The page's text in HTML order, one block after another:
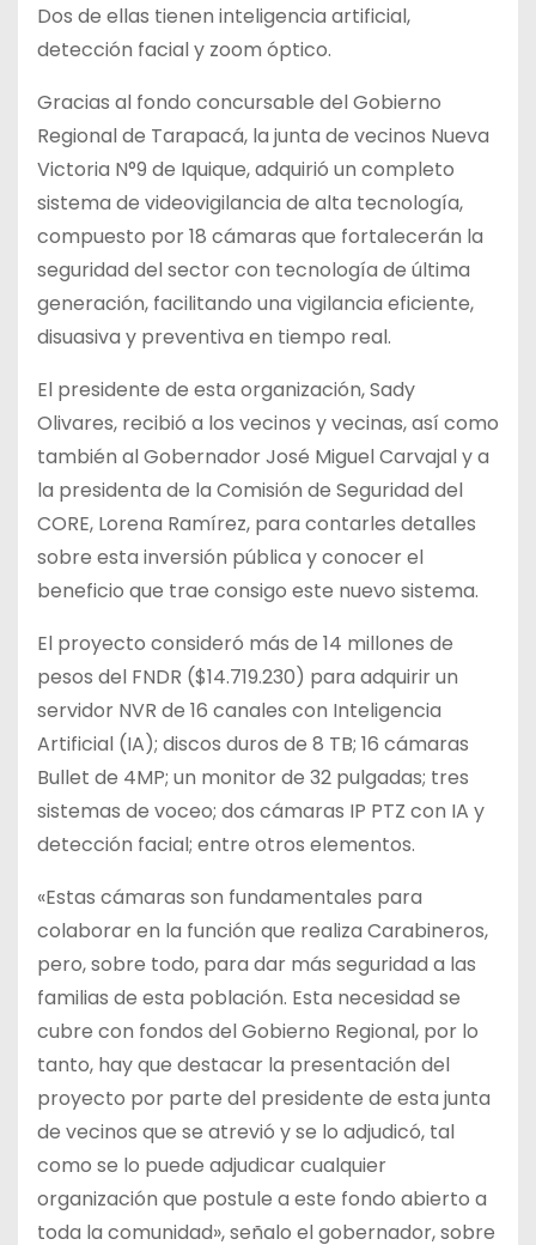
Dos de ellas tienen inteligencia artificial,
detección facial y zoom óptico.
Gracias al fondo concursable del Gobierno
Regional de Tarapacá, la junta de vecinos Nueva
Victoria N°9 de Iquique, adquirió un completo
sistema de videovigilancia de alta tecnología,
compuesto por 18 cámaras que fortalecerán la
seguridad del sector con tecnología de última
generación, facilitando una vigilancia eficiente,
disuasiva y preventiva en tiempo real.
El presidente de esta organización, Sady
Olivares, recibió a los vecinos y vecinas, así como
también al Gobernador José Miguel Carvajal y a
la presidenta de la Comisión de Seguridad del
CORE, Lorena Ramírez, para contarles detalles
sobre esta inversión pública y conocer el
beneficio que trae consigo este nuevo sistema.
El proyecto consideró más de 14 millones de
pesos del FNDR ($14.719.230) para adquirir un
servidor NVR de 16 canales con Inteligencia
Artificial (IA); discos duros de 8 TB; 16 cámaras
Bullet de 4MP; un monitor de 32 pulgadas; tres
sistemas de voceo; dos cámaras IP PTZ con IA y
detección facial; entre otros elementos.
«Estas cámaras son fundamentales para
colaborar en la función que realiza Carabineros,
pero, sobre todo, para dar más seguridad a las
familias de esta población. Esta necesidad se
cubre con fondos del Gobierno Regional, por lo
tanto, hay que destacar la presentación del
proyecto por parte del presidente de esta junta
de vecinos que se atrevió y se lo adjudicó, tal
como se lo puede adjudicar cualquier
organización que postule a este fondo abierto a
toda la comunidad», señalo el gobernador, sobre